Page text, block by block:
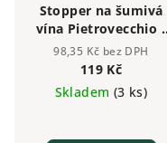
Stopper na šumivá
vína Pietrovecchio -
zelený
98,35 Kč bez DPH
119 Kč
Skladem (3 ks)